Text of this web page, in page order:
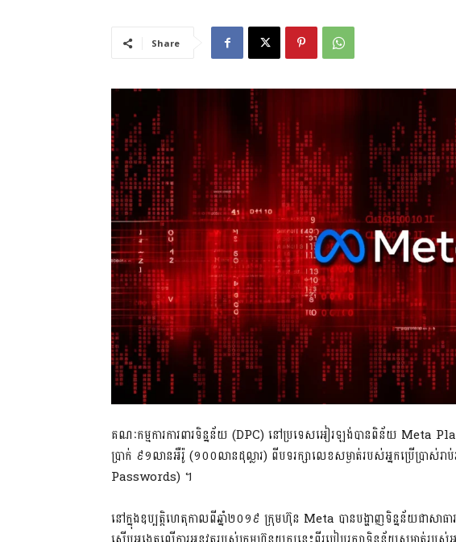
Share
គណៈកម្មការការពារទិន្នន័យ (DPC) នៅប្រទេសអៀរឡង់បានពិន័យ
ប្រាក់ ៩១លានអឺរ៉ូ (១០០លានដុល្លារ) ពីបទរក្សាលេខសម្ងាត់របស់អ្នកប្រើប្រាស់
Passwords) ។
នៅក្នុងឧប្បត្តិហេតុកាលពីឆ្នាំ២០១៩ ក្រុមហ៊ុន Meta បានបង្ហាញទិន្នន័យជាសាធា